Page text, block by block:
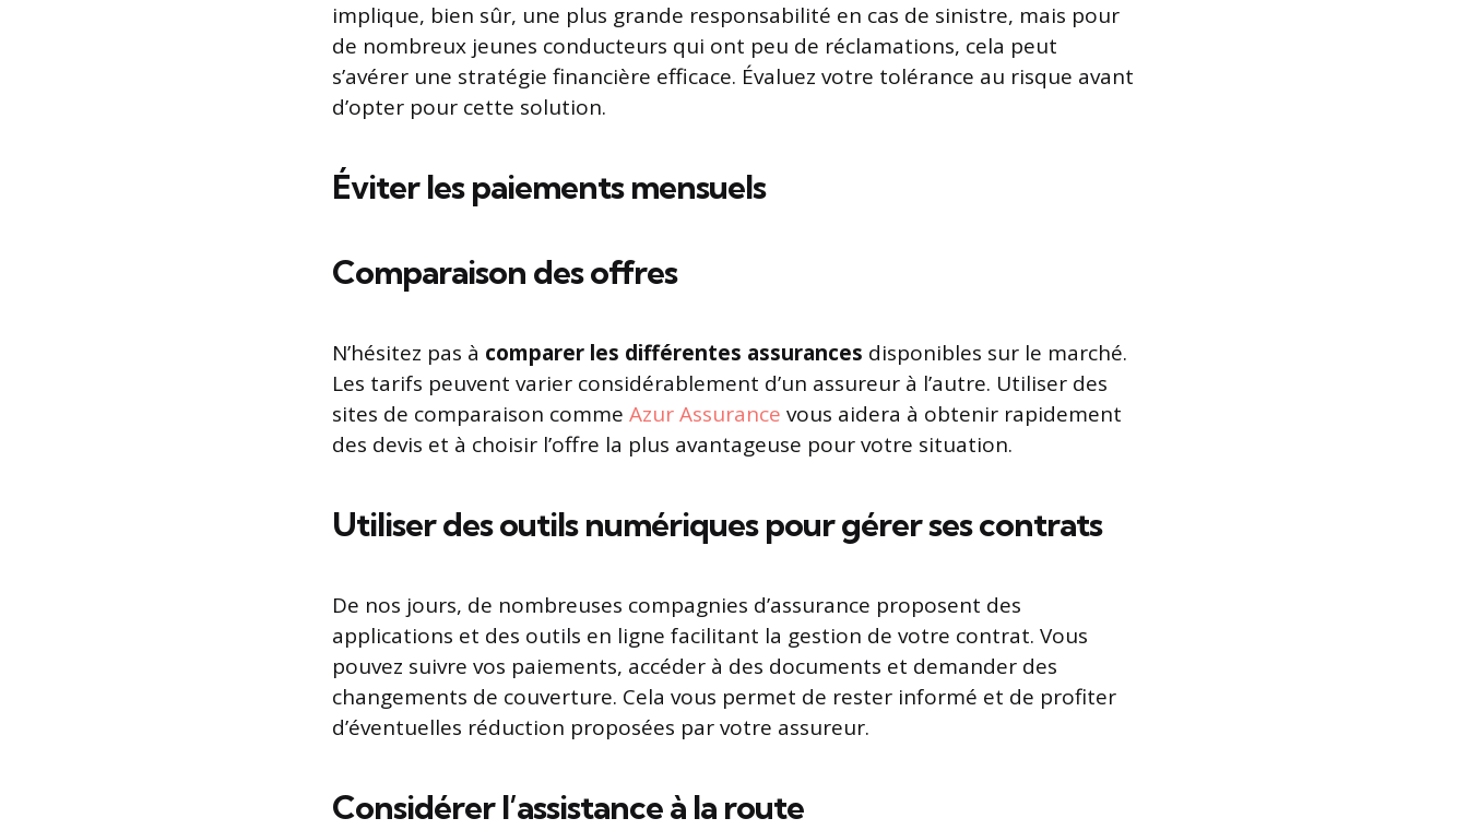
implique, bien sûr, une plus grande responsabilité en cas de sinistre, mais pour
de nombreux jeunes conducteurs qui ont peu de réclamations, cela peut
s’avérer une stratégie financière efficace. Évaluez votre tolérance au risque avant
d’opter pour cette solution.
Éviter les paiements mensuels
Comparaison des offres
N’hésitez pas à comparer les différentes assurances disponibles sur le marché.
Les tarifs peuvent varier considérablement d’un assureur à l’autre. Utiliser des
sites de comparaison comme Azur Assurance vous aidera à obtenir rapidement
des devis et à choisir l’offre la plus avantageuse pour votre situation.
Utiliser des outils numériques pour gérer ses contrats
De nos jours, de nombreuses compagnies d’assurance proposent des
applications et des outils en ligne facilitant la gestion de votre contrat. Vous
pouvez suivre vos paiements, accéder à des documents et demander des
changements de couverture. Cela vous permet de rester informé et de profiter
d’éventuelles réduction proposées par votre assureur.
Considérer l’assistance à la route